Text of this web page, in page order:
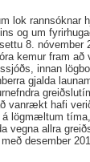
rannsóknar
og um
8. nóvember
kemur fram
innan
gjalda
vanrækt hafi
lögmæltum
vegna allra
desember